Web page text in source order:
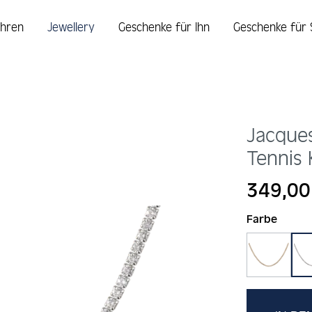
Jewellery Geschenke für Ihn Geschenke für
Tennis
Regulärer
Farbe
gold